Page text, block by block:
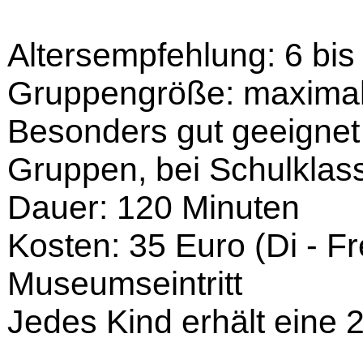
Altersempfehlung: 6
Gruppengröße:
Besonders gut
Gruppen, bei
Dauer: 120 Minuten
Kosten: 35 Euro (Di -
Museumseintritt
Jedes Kind erhält eine